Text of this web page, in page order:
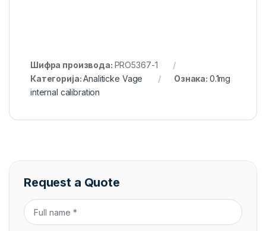
Шифра производа: PRO5367-1
Категорија:Analiticke Vage Ознака: 0.1mg
internal calibration
Request a Quote